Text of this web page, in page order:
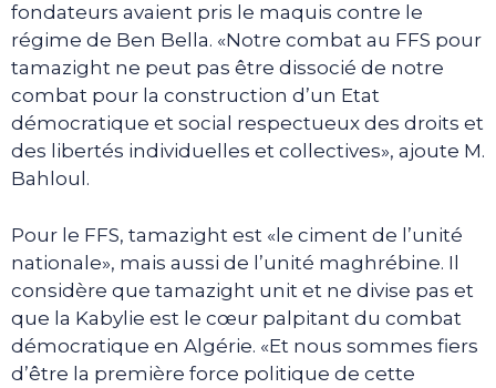
fondateurs avaient pris le maquis contre le
régime de Ben Bella. «Notre combat au FFS pour
tamazight ne peut pas être dissocié de notre
combat pour la construction d’un Etat
démocratique et social respectueux des droits et
des libertés individuelles et collectives», ajoute M.
Bahloul.
Pour le FFS, tamazight est «le ciment de l’unité
nationale», mais aussi de l’unité maghrébine. Il
considère que tamazight unit et ne divise pas et
que la Kabylie est le cœur palpitant du combat
démocratique en Algérie. «Et nous sommes fiers
d’être la première force politique de cette